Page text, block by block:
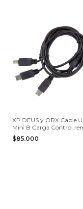
XP DEUS y ORX Cable
Mini B Carga Control
de auriculares y bobina de
búsqueda
$85.000